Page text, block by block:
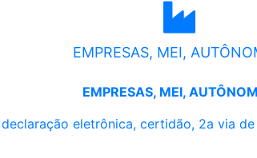
EMPRESAS, MEI,
EMPRESAS, MEI,
eletrônica, certidão, 2a via de